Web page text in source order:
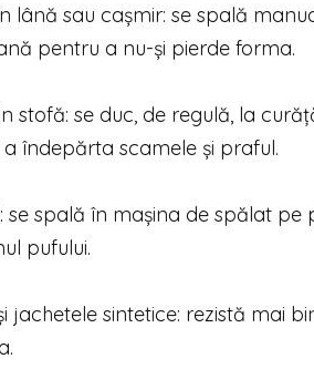
lână sau cașmir: se spală
pentru a nu-și pierde forma.
stofă: se duc, de regulă, la
îndepărta scamele și praful.
se spală în mașina de spălat
pufului.
jachetele sintetice: rezistă mai